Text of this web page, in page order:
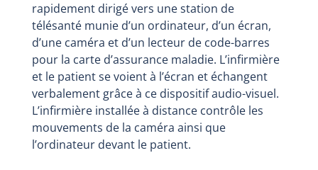
rapidement dirigé vers une station de
télésanté munie d’un ordinateur, d’un écran,
d’une caméra et d’un lecteur de code-barres
pour la carte d’assurance maladie. L’infirmière
et le patient se voient à l’écran et échangent
verbalement grâce à ce dispositif audio-visuel.
L’infirmière installée à distance contrôle les
mouvements de la caméra ainsi que
l’ordinateur devant le patient.